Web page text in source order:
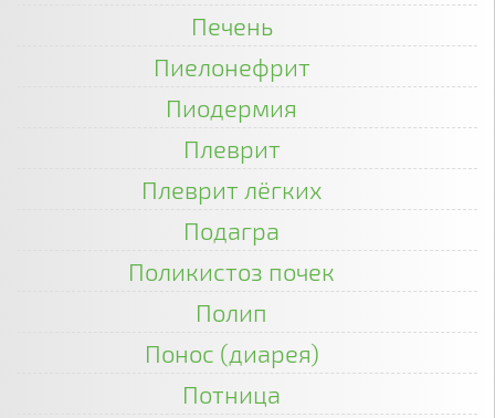
Печень
Пиелонефрит
Пиодермия
Плеврит
Плеврит лёгких
Подагра
Поликистоз почек
Полип
Понос (диарея)
Потница